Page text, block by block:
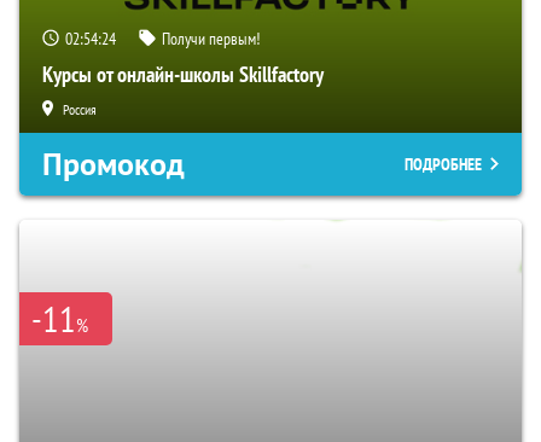
02:54:23 Получи первым!
Курсы от онлайн-школы Skillfactory
Россия
Промокод ПОДРОБНЕЕ
-11%